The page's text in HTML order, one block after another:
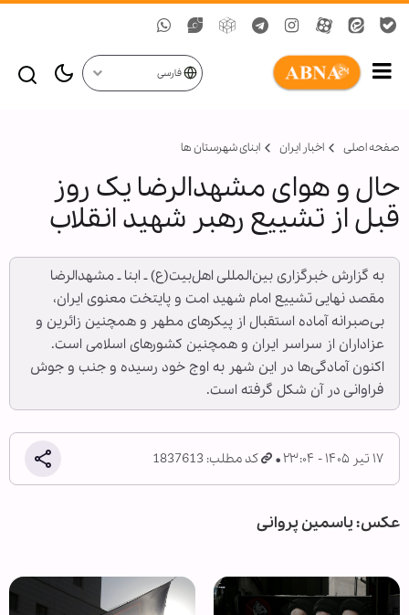
فارسی
صفحه اصلی اخبار ایران ابنای شهرستان ها
حال و هوای مشهدالرضا یک روز
قبل از تشییع رهبر شهید انقلاب
به گزارش خبرگزاری بین‌المللی اهل‌بیت(ع) ـ ابنا ـ مشهدالرضا
مقصد نهایی تشییع امام شهید امت و پایتخت معنوی ایران،
بی‌صبرانه آماده استقبال از پیکرهای مطهر و همچنین زائرین و
عزاداران از سراسر ایران و همچنین کشورهای اسلامی است.
اکنون آمادگی‌ها در این شهر به اوج خود رسیده و جنب و جوش
فراوانی در آن شکل گرفته است.
۱۷ تیر ۱۴۰۵ - ۲۳:۰۴ کد مطلب: 1837613
عکس: یاسمین پروانی